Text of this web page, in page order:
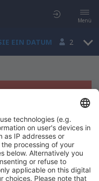
Menü
EIN DATUM 2
keine
Suchkriterien.